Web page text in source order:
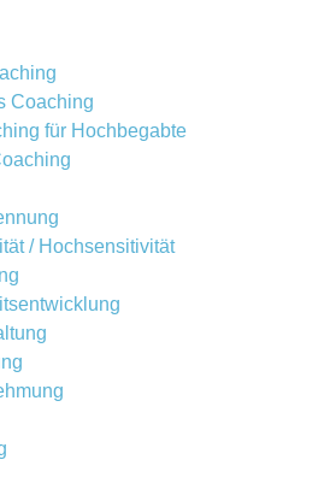
Coaching
für Hochbegabte
/ Hochsensitivität